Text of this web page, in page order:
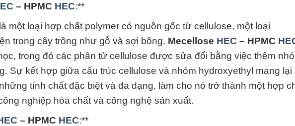
– HPMC HEC:**
là một loại hợp chất polymer có nguồn gốc từ cellulose, một loại
trong cây trồng như gỗ và sợi bông. Mecellose HEC – HPMC
trong đó các phân tử cellulose được sửa đổi bằng việc thêm
Sự kết hợp giữa cấu trúc cellulose và nhóm hydroxyethyl mang lại
những tính chất đặc biệt và đa dạng, làm cho nó trở thành một hợp
nghiệp hóa chất và công nghệ sản xuất.
– HPMC HEC:**